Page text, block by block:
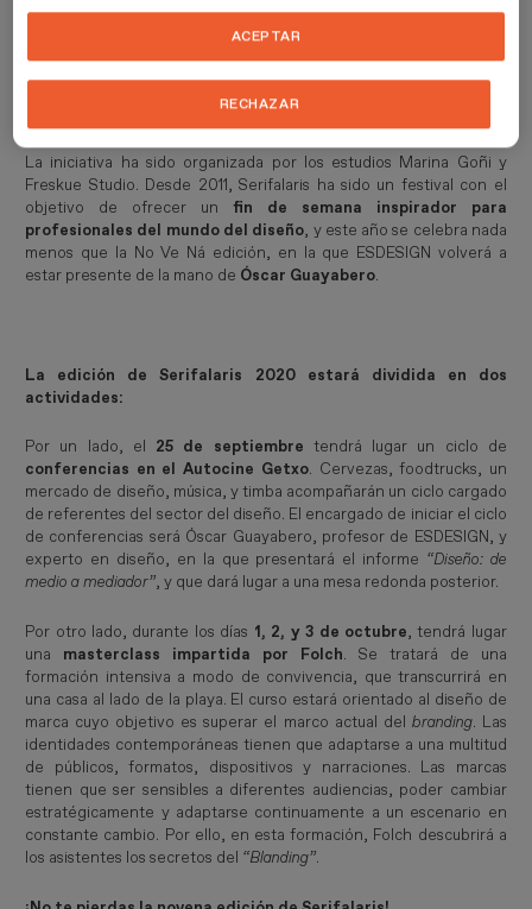
este año 2020 tendrá lugar en un
acudir en coche o a pie, para disfrutar del ciclo de conferencias
evento de la zona norte creado por y para diseñadores.
La iniciativa ha sido organizada por los estudios Marina Goñi y
Freskue Studio. Desde 2011, Serifalaris ha sido un festival con el
objetivo de ofrecer un fin de semana inspirador para
profesionales del mundo del diseño, y este año se celebra nada
menos que la No Ve Ná edición, en la que ESDESIGN volverá a
estar presente de la mano de Óscar Guayabero.
La edición de Serifalaris 2020 estará dividida en dos
actividades:
Por un lado, el 25 de septiembre tendrá lugar un ciclo de
conferencias en el Autocine Getxo. Cervezas, foodtrucks, un
mercado de diseño, música, y timba acompañarán un ciclo cargado
de referentes del sector del diseño. El encargado de iniciar el ciclo
de conferencias será Óscar Guayabero, profesor de ESDESIGN, y
experto en diseño, en la que presentará el informe “Diseño: de
medio a mediador”, y que dará lugar a una mesa redonda posterior.
Por otro lado, durante los días 1, 2, y 3 de octubre, tendrá lugar
una masterclass impartida por Folch. Se tratará de una
formación intensiva a modo de convivencia, que transcurrirá en
una casa al lado de la playa. El curso estará orientado al diseño de
marca cuyo objetivo es superar el marco actual del branding. Las
identidades contemporáneas tienen que adaptarse a una multitud
de públicos, formatos, dispositivos y narraciones. Las marcas
tienen que ser sensibles a diferentes audiencias, poder cambiar
estratégicamente y adaptarse continuamente a un escenario en
constante cambio. Por ello, en esta formación, Folch descubrirá a
los asistentes los secretos del “Blanding”.
RECHAZAR
ACEPTAR